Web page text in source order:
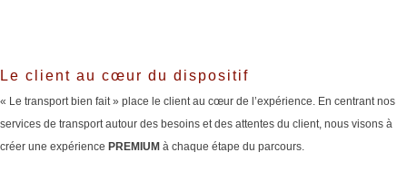
Le client au cœur du dispositif
« Le transport bien fait » place le client au cœur de l’expérience. En centrant nos
services de transport autour des besoins et des attentes du client, nous visons à
créer une expérience PREMIUM à chaque étape du parcours.